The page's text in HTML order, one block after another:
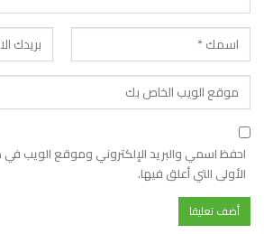
احفظ اسمي والبريد الإلكتروني وموقع الويب
الأولى التي أعلق فيها.